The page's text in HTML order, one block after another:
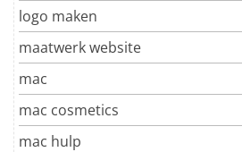
logo maken
maatwerk website
mac
mac cosmetics
mac hulp